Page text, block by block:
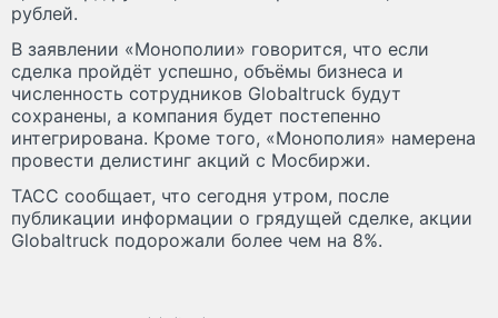
рублей.
В заявлении «Монополии» говорится, что если
сделка пройдёт успешно, объёмы бизнеса и
численность сотрудников Globaltruck будут
сохранены, а компания будет постепенно
интегрирована. Кроме того, «Монополия» намерена
провести делистинг акций c Мосбиржи.
ТАСС сообщает, что сегодня утром, после
публикации информации о грядущей сделке, акции
Globaltruck подорожали более чем на 8%.